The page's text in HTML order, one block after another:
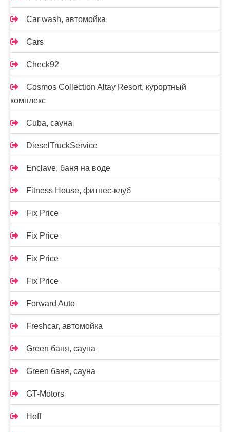
Car wash, автомойка
Cars
Check92
Cosmos Collection Altay Resort, курортный
комплекс
Cuba, сауна
DieselTruckService
Enclave, баня на воде
Fitness House, фитнес-клуб
Fix Price
Fix Price
Fix Price
Fix Price
Forward Auto
Freshcar, автомойка
Green баня, сауна
Green баня, сауна
GT-Motors
Hoff